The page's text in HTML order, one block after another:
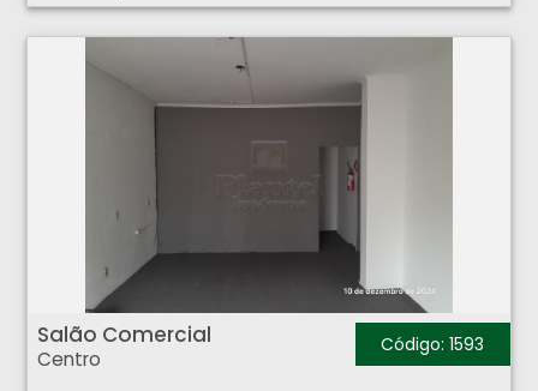
Salão Comercial - Centro - Ribeirão Preto
Salão Comercial
Centro
Código: 1593